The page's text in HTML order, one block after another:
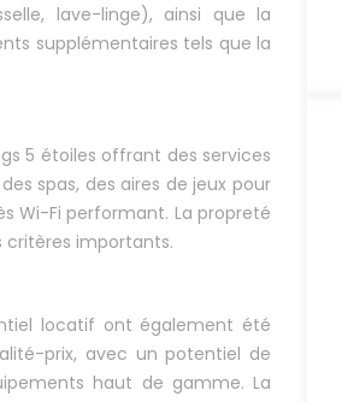
lave-linge), ainsi que la
supplémentaires tels que la
5 étoiles offrant des services
spas, des aires de jeux pour
Wi-Fi performant. La propreté
critères importants.
locatif ont également été
prix, avec un potentiel de
haut de gamme. La